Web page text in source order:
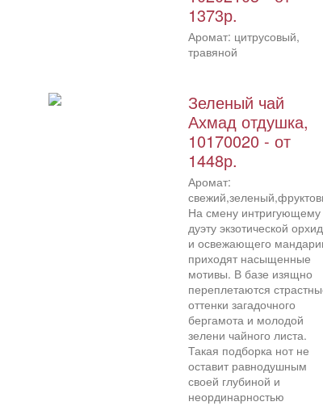
1373р.
Аромат: цитрусовый,
травяной
Зеленый чай
Ахмад отдушка,
10170020 - от
1448р.
Аромат:
На смену интригующему
дуэту экзотической
и освежающего
приходят насыщенные
мотивы. В базе изящно
переплетаются страстные
оттенки загадочного
бергамота и молодой
зелени чайного листа.
Такая подборка нот не
оставит равнодушным
своей глубиной и
неординарностью